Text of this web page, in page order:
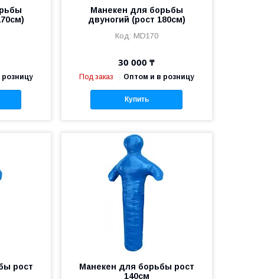
Манекен для борьбы
двуногий (рост 180см)
MD170
30 000 ₸
Под заказ Оптом и в розницу
Купить
рост
Манекен для борьбы рост
140см